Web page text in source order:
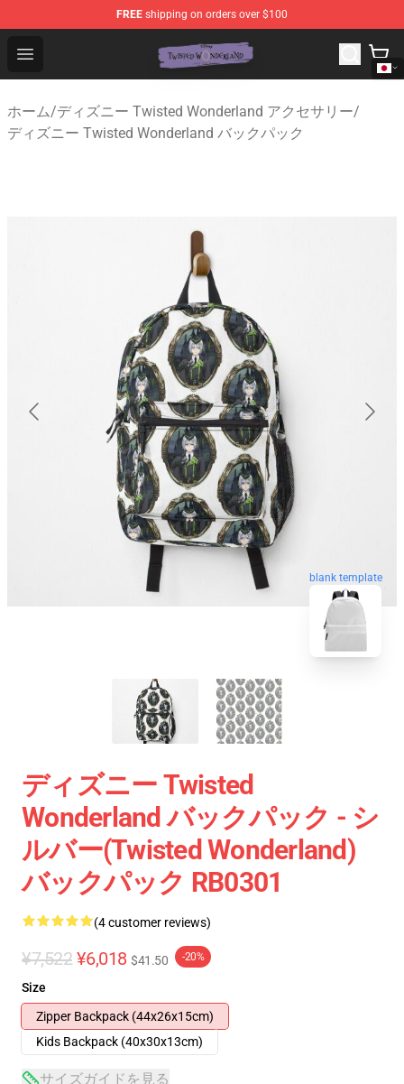
FREE shipping on orders over $100
Open menu
Twisted Wonderland Store - Official Twisted
ホーム/ディズニー Twisted Wonderland アクセサリー/
ディズニー Twisted Wonderland バックパック
blank template
ディズニー Twisted
Wonderland バックパック - シ
ルバー(Twisted Wonderland)
バックパック RB0301
(4 customer reviews)
¥7,522 ¥6,018 $41.50 -20%
Size
Zipper Backpack (44x26x15cm)
Kids Backpack (40x30x13cm)
サイズガイドを見る